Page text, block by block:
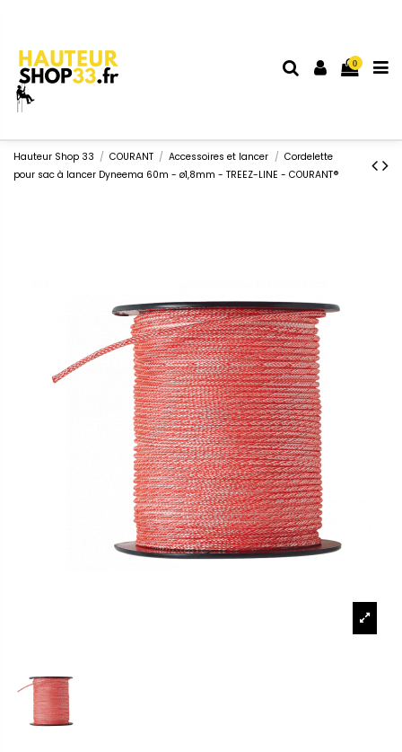
0
Hauteur Shop 33 COURANT Accessoires et lancer
Cordelette
pour sac à lancer Dyneema 60m - ø1,8mm - TREEZ-LINE - COURANT®